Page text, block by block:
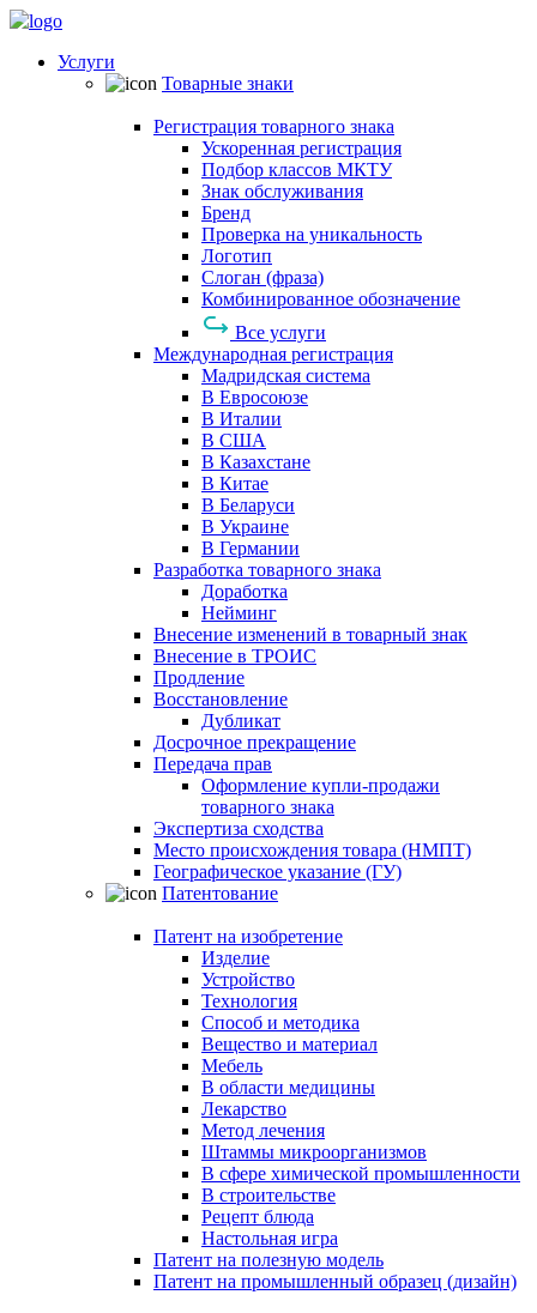
Услуги
Товарные знаки
Регистрация товарного знака
Ускоренная регистрация
Подбор классов МКТУ
Знак обслуживания
Бренд
Проверка на уникальность
Логотип
Слоган (фраза)
Комбинированное обозначение
Все услуги
Международная регистрация
Мадридская система
В Евросоюзе
В Италии
В США
В Казахстане
В Китае
В Беларуси
В Украине
В Германии
Разработка товарного знака
Доработка
Нейминг
Внесение изменений в товарный знак
Внесение в ТРОИС
Продление
Восстановление
Дубликат
Досрочное прекращение
Передача прав
Оформление купли-продажи
товарного знака
Экспертиза сходства
Место происхождения товара (НМПТ)
Географическое указание (ГУ)
Патентование
Патент на изобретение
Изделие
Устройство
Технология
Способ и методика
Вещество и материал
Мебель
В области медицины
Лекарство
Метод лечения
Штаммы микроорганизмов
В сфере химической промышленности
В строительстве
Рецепт блюда
Настольная игра
Патент на полезную модель
Патент на промышленный образец (дизайн)